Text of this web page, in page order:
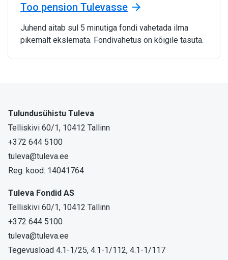
Too pension Tulevasse
Juhend aitab sul 5 minutiga fondi vahetada ilma
pikemalt ekslemata. Fondivahetus on kõigile tasuta.
Tulundusühistu Tuleva
Telliskivi 60/1, 10412 Tallinn
+372 644 5100
tuleva@tuleva.ee
Reg. kood: 14041764
Tuleva Fondid AS
Telliskivi 60/1, 10412 Tallinn
+372 644 5100
tuleva@tuleva.ee
Tegevusload 4.1-1/25, 4.1-1/112, 4.1-1/117